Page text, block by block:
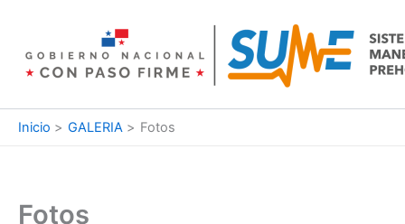
contenido
Inicio GALERIA Fotos
Fotos